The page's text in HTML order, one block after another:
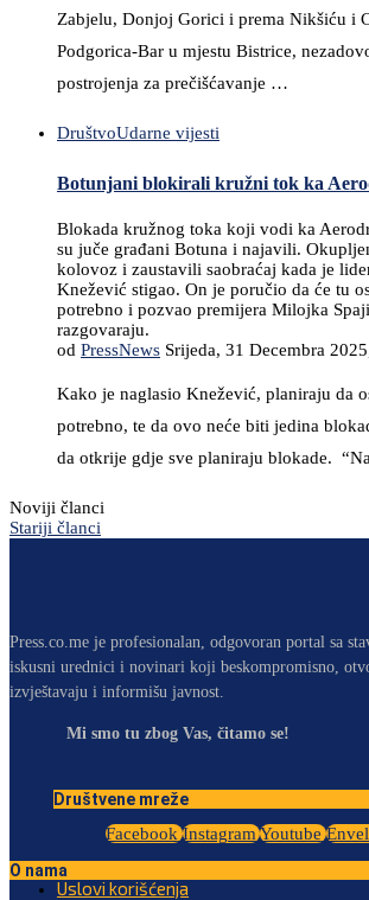
Zabjelu, Donjoj Gorici i prema Nikšiću i
Podgorica-Bar u mjestu Bistrice,
postrojenja za prečišćavanje …
DruštvoUdarne vijesti
Botunjani blokirali kružni tok ka
Blokada kružnog toka koji vodi ka
su juče građani Botuna i najavili.
kolovoz i zaustavili saobraćaj kada je
Knežević stigao. On je poručio da će tu
potrebno i pozvao premijera Milojka
razgovaraju.
od PressNews Srijeda, 31 Decembra
Kako je naglasio Knežević, planiraju da
potrebno, te da ovo neće biti jedina
da otkrije gdje sve planiraju blokade.
Noviji članci
Stariji članci
Press.co.me je profesionalan, odgovoran portal sa
iskusni urednici i novinari koji beskompromisno,
izvještavaju i informišu javnost.
Mi smo tu zbog Vas, čitamo se!
Društvene mreže
Facebook Instagram Youtube
O nama
Uslovi korišćenja